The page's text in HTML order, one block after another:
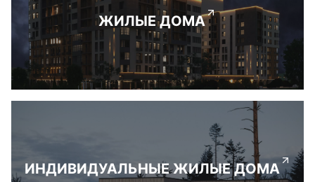
ЖИЛЫЕ ДОМА
ИНДИВИДУАЛЬНЫЕ ЖИЛЫЕ ДОМА